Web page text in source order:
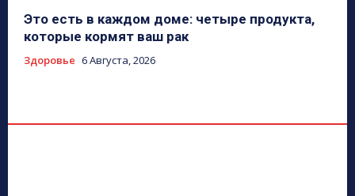
Это есть в каждом доме: четыре продукта,
которые кормят ваш рак
Здоровье 6 Августа, 2026